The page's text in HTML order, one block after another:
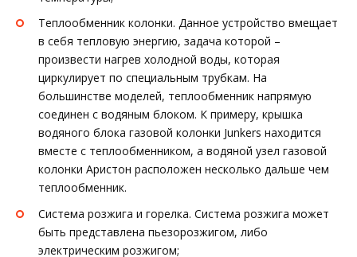
Теплообменник колонки. Данное устройство вмещает
в себя тепловую энергию, задача которой –
произвести нагрев холодной воды, которая
циркулирует по специальным трубкам. На
большинстве моделей, теплообменник напрямую
соединен с водяным блоком. К примеру, крышка
водяного блока газовой колонки Junkers находится
вместе с теплообменником, а водяной узел газовой
колонки Аристон расположен несколько дальше чем
теплообменник.
Система розжига и горелка. Система розжига может
быть представлена пьезорозжигом, либо
электрическим розжигом;